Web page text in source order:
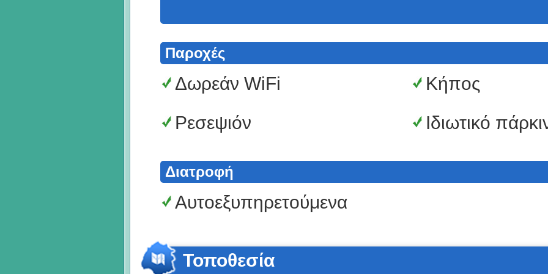
Παροχές
Δωρεάν WiFi
Κήπος
Ρεσεψιόν
Ιδιωτικό
Διατροφή
Αυτοεξυπηρετούμενα
Τοποθεσία